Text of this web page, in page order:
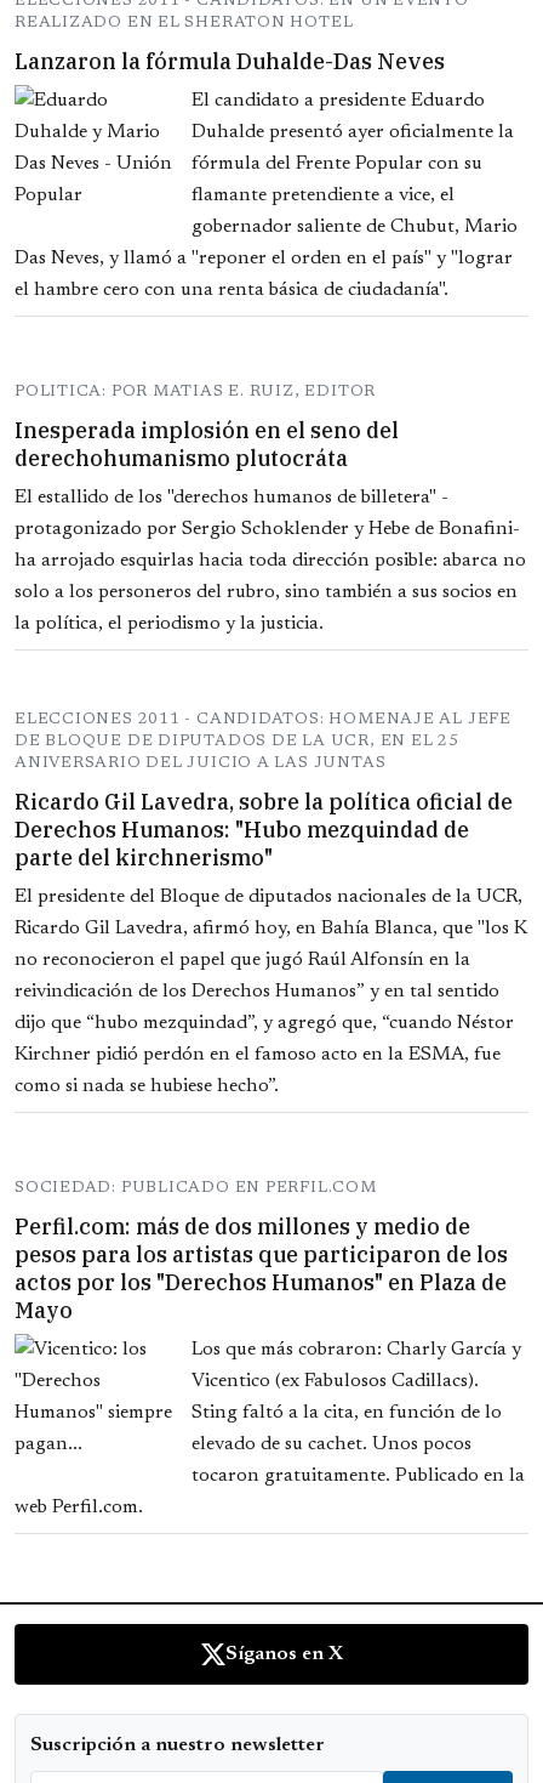
REALIZADO EN EL SHERATON HOTEL
Lanzaron la fórmula Duhalde-Das Neves
El candidato a presidente Eduardo
Duhalde presentó ayer oficialmente la
fórmula del Frente Popular con su
flamante pretendiente a vice, el
gobernador saliente de Chubut, Mario
Das Neves, y llamó a "reponer el orden en el país" y "lograr
el hambre cero con una renta básica de ciudadanía".
POLITICA: POR MATIAS E. RUIZ, EDITOR
Inesperada implosión en el seno del
derechohumanismo plutocráta
El estallido de los "derechos humanos de billetera" -
protagonizado por Sergio Schoklender y Hebe de Bonafini-
ha arrojado esquirlas hacia toda dirección posible: abarca no
solo a los personeros del rubro, sino también a sus socios en
la política, el periodismo y la justicia.
ELECCIONES 2011 - CANDIDATOS: HOMENAJE AL JEFE
DE BLOQUE DE DIPUTADOS DE LA UCR, EN EL 25
ANIVERSARIO DEL JUICIO A LAS JUNTAS
Ricardo Gil Lavedra, sobre la política oficial de
Derechos Humanos: "Hubo mezquindad de
parte del kirchnerismo"
El presidente del Bloque de diputados nacionales de la UCR,
Ricardo Gil Lavedra, afirmó hoy, en Bahía Blanca, que "los K
no reconocieron el papel que jugó Raúl Alfonsín en la
reivindicación de los Derechos Humanos” y en tal sentido
dijo que “hubo mezquindad”, y agregó que, “cuando Néstor
Kirchner pidió perdón en el famoso acto en la ESMA, fue
como si nada se hubiese hecho”.
SOCIEDAD: PUBLICADO EN PERFIL.COM
Perfil.com: más de dos millones y medio de
pesos para los artistas que participaron de los
actos por los "Derechos Humanos" en Plaza de
Mayo
Los que más cobraron: Charly García y
Vicentico (ex Fabulosos Cadillacs).
Sting faltó a la cita, en función de lo
elevado de su cachet. Unos pocos
tocaron gratuitamente. Publicado en la
web Perfil.com.
Síganos en X
Suscripción a nuestro newsletter